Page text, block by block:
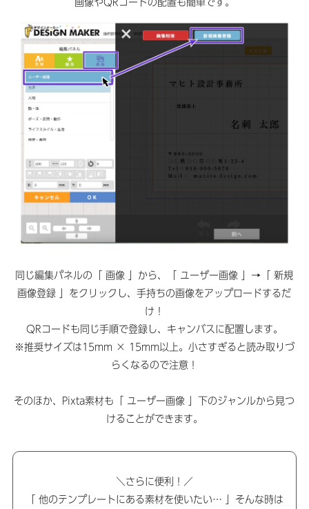
同じ編集パネルの「 画像 」から、「 ユーザー画像 」→「 新規
画像登録 」をクリックし、手持ちの画像をアップロードするだ
け！
QRコードも同じ手順で登録し、キャンバスに配置します。
※推奨サイズは15mm × 15mm以上。小さすぎると読み取りづ
らくなるので注意！
そのほか、Pixta素材も「 ユーザー画像 」下のジャンルから見つ
けることができます。
＼さらに便利！／
「 他のテンプレートにある素材を使いたい… 」そんな時は